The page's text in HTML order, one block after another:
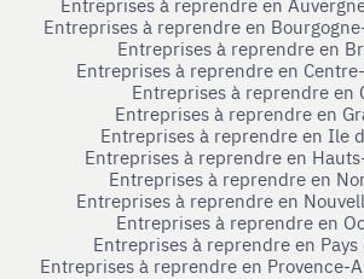
Entreprises à reprendre en
Entreprises à reprendre en
Entreprises à reprendre en
Entreprises à reprendre en
Entreprises à reprendre en
Entreprises à reprendre en Ile
Entreprises à reprendre en
Entreprises à reprendre en
Entreprises à reprendre en
Entreprises à reprendre en
Entreprises à reprendre en
Entreprises à reprendre en Provence-